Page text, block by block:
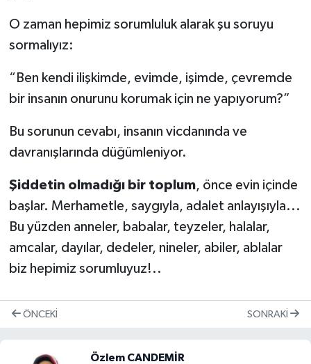
O zaman hepimiz sorumluluk alarak şu soruyu
sormalıyız:
“Ben kendi ilişkimde, evimde, işimde, çevremde
bir insanın onurunu korumak için ne yapıyorum?”
Bu sorunun cevabı, insanın vicdanında ve
davranışlarında düğümleniyor.
Şiddetin olmadığı bir toplum, önce evin içinde
başlar. Merhametle, saygıyla, adalet anlayışıyla...
Bu yüzden anneler, babalar, teyzeler, halalar,
amcalar, dayılar, dedeler, nineler, abiler, ablalar
biz hepimiz sorumluyuz!..
ÖNCEKI SONRAKI
Özlem CANDEMİR